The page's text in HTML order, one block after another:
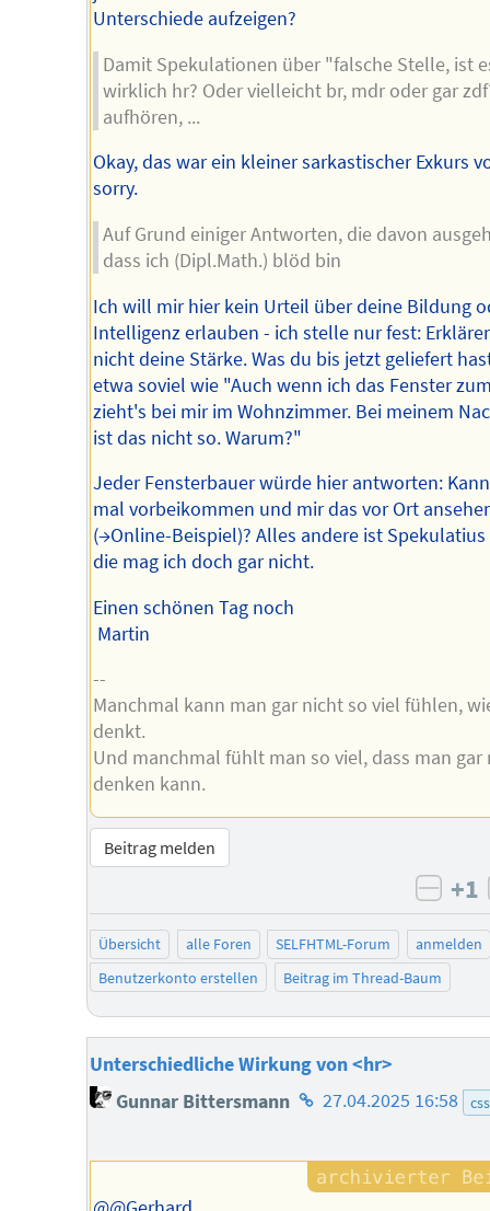
Unterschiede aufzeigen?
Damit Spekulationen über "falsche Stelle, ist
wirklich hr? Oder vielleicht br, mdr oder gar
aufhören, ...
Okay, das war ein kleiner sarkastischer Exkurs
sorry.
Auf Grund einiger Antworten, die davon
dass ich (Dipl.Math.) blöd bin
Ich will mir hier kein Urteil über deine Bildung
Intelligenz erlauben - ich stelle nur fest:
nicht deine Stärke. Was du bis jetzt geliefert
etwa soviel wie "Auch wenn ich das Fenster
zieht's bei mir im Wohnzimmer. Bei meinem
ist das nicht so. Warum?"
Jeder Fensterbauer würde hier antworten:
mal vorbeikommen und mir das vor Ort
(→Online-Beispiel)? Alles andere ist
die mag ich doch gar nicht.
Einen schönen Tag noch
Martin
--
Manchmal kann man gar nicht so viel fühlen,
denkt.
Und manchmal fühlt man so viel, dass man gar
denken kann.
Beitrag melden
+1
Übersicht alle Foren SELFHTML-Forum
anmelden
Benutzerkonto erstellen
Beitrag im Thread-Baum
Unterschiedliche Wirkung von <hr>
Gunnar Bittersmann Homepage
Autors
27.04.2025 16:58 css